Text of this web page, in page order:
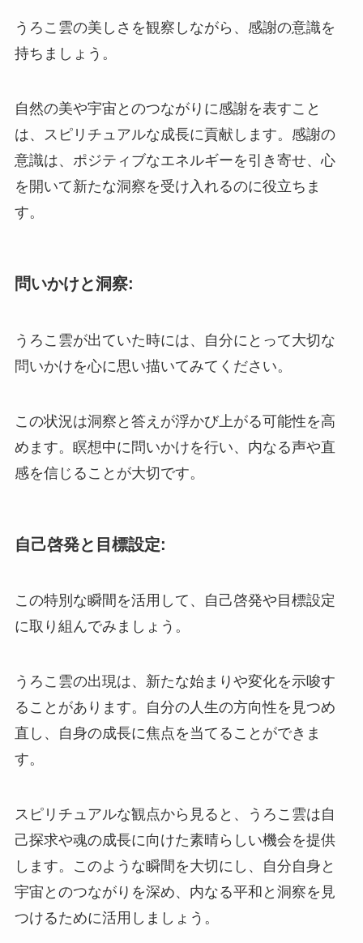
うろこ雲の美しさを観察しながら、感謝の意識を
持ちましょう。
自然の美や宇宙とのつながりに感謝を表すこと
は、スピリチュアルな成長に貢献します。感謝の
意識は、ポジティブなエネルギーを引き寄せ、心
を開いて新たな洞察を受け入れるのに役立ちま
す。
問いかけと洞察:
うろこ雲が出ていた時には、自分にとって大切な
問いかけを心に思い描いてみてください。
この状況は洞察と答えが浮かび上がる可能性を高
めます。瞑想中に問いかけを行い、内なる声や直
感を信じることが大切です。
自己啓発と目標設定:
この特別な瞬間を活用して、自己啓発や目標設定
に取り組んでみましょう。
うろこ雲の出現は、新たな始まりや変化を示唆す
ることがあります。自分の人生の方向性を見つめ
直し、自身の成長に焦点を当てることができま
す。
スピリチュアルな観点から見ると、うろこ雲は自
己探求や魂の成長に向けた素晴らしい機会を提供
します。このような瞬間を大切にし、自分自身と
宇宙とのつながりを深め、内なる平和と洞察を見
つけるために活用しましょう。